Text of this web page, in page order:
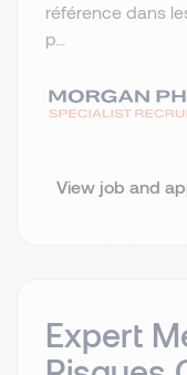
référence dans
p...
View job and
Expert